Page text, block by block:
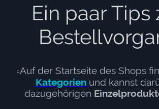
Ein paar Tips
▫️Auf der Startseite des Shops
Kategorien und kannst
dazugehörigen